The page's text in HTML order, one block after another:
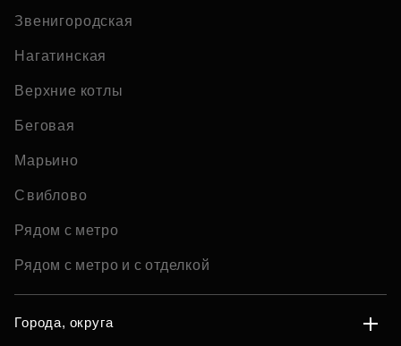
Звенигородская
Нагатинская
Верхние котлы
Беговая
Марьино
Свиблово
Рядом с метро
Рядом с метро и с отделкой
Города, округа